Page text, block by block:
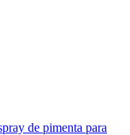
de pimenta para